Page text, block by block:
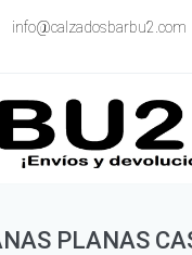
info@calzadosbarbu2.com
PLANAS